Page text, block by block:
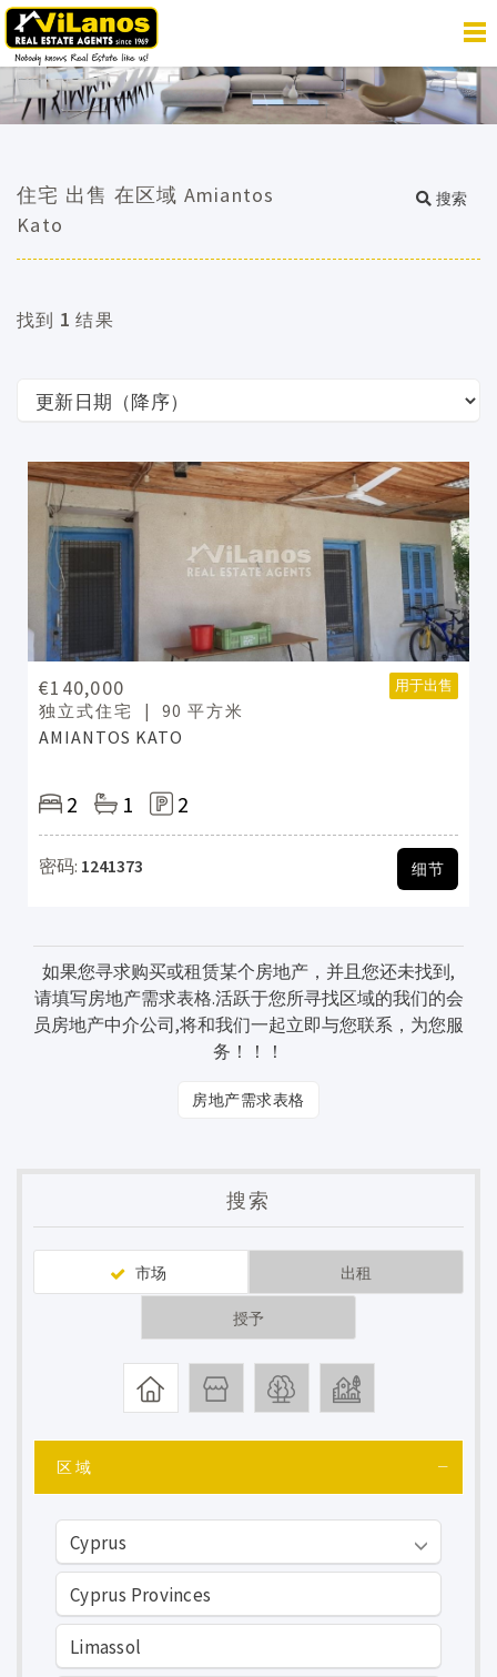
住宅 出售 在区域 Amiantos
Kato
搜索
找到 1 结果
€140,000 用于出售
独立式住宅 90 平方米
AMIANTOS KATO
2 1 2
密码: 1241373 细节
如果您寻求购买或租赁某个房地产，并且您还未找到,
请填写房地产需求表格.活跃于您所寻找区域的我们的会
员房地产中介公司,将和我们一起立即与您联系，为您服
务！！！
房地产需求表格
搜索
市场 出租
授予
区域